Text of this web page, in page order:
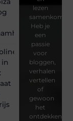
lezen
samenkomen.
Heb je
een
passie
voor
bloggen,
verhalen
vertellen
of
gewoon
het
ontdekken